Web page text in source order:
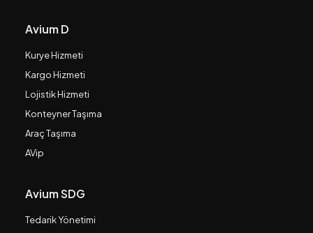
Avium D
Kurye Hizmeti
Kargo Hizmeti
Lojistik Hizmeti
Konteyner Taşıma
Araç Taşıma
AVip
Avium SDG
Tedarik Yönetimi